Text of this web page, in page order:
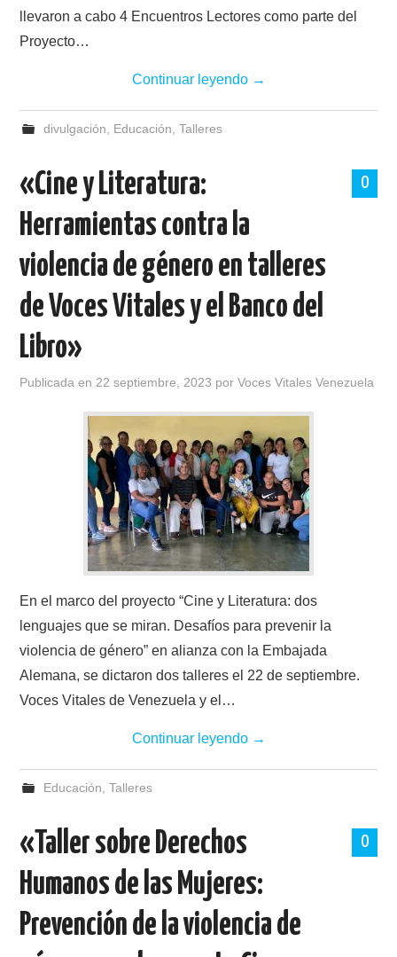
llevaron a cabo 4 Encuentros Lectores como parte del
Proyecto…
Continuar leyendo →
divulgación Educación Talleres
0
«Cine y Literatura:
Herramientas contra la
violencia de género en talleres
de Voces Vitales y el Banco del
Libro»
Publicada en 22 septiembre, 2023 porVoces Vitales Venezuela
En el marco del proyecto “Cine y Literatura: dos
lenguajes que se miran. Desafíos para prevenir la
violencia de género” en alianza con la Embajada
Alemana, se dictaron dos talleres el 22 de septiembre.
Voces Vitales de Venezuela y el…
Continuar leyendo →
Educación Talleres
0
«Taller sobre Derechos
Humanos de las Mujeres:
Prevención de la violencia de